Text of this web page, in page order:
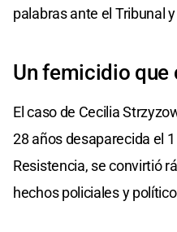
palabras ante el Tribunal
Un femicidio que
El caso de Cecilia
28 años desaparecida el
Resistencia, se convirtió
hechos policiales y